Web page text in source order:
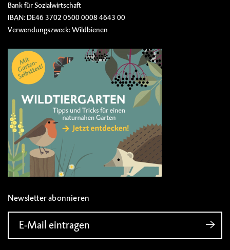
Bank für Sozialwirtschaft
IBAN: DE46 3702 0500 0008 4643 00
Verwendungszweck: Wildbienen
Newsletter abonnieren
E-Mail eintragen